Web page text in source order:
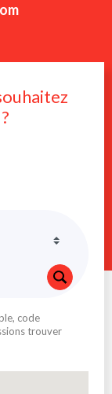
code
trouver